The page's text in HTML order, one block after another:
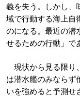
義を失う。しかし、
域で行動する海上自
のになる。最近の潜
せるための行動」で
現状から見る限り
は潜水艦のみならず
いを強めると予測せ